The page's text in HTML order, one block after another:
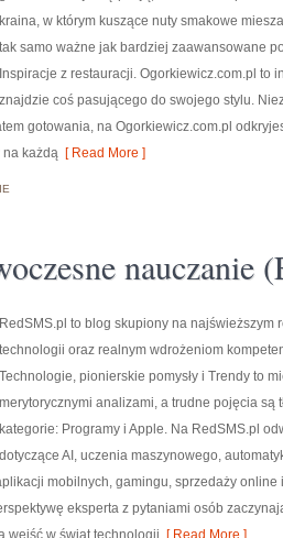
kraina, w którym kuszące nuty smakowe
tak samo ważne jak bardziej zaawansowane
Inspiracje z restauracji. Ogorkiewicz.com.pl to
znajdzie coś pasującego do swojego stylu.
gotowania, na Ogorkiewicz.com.pl
na każdą [ Read More ]
nauczanie
RedSMS.pl to blog skupiony na najświeższym
technologii oraz realnym wdrożeniom
Technologie, pionierskie pomysły i Trendy to
merytorycznymi analizami, a trudne pojęcia są
kategorie: Programy i Apple. Na RedSMS.pl
dotyczące AI, uczenia maszynowego,
mobilnych, gamingu, sprzedaży
eksperta z pytaniami osób
wejść w świat technologii [ Read More ]